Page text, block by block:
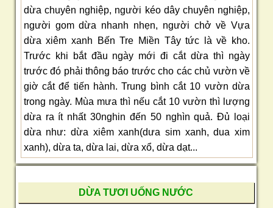
dừa chuyên nghiệp, người kéo dây chuyên nghiệp,
người gom dừa nhanh nhẹn, người chở về Vựa
dừa xiêm xanh Bến Tre Miền Tây tức là về kho.
Trước khi bắt đầu ngày mới đi cắt dừa thì ngày
trước đó phải thông báo trước cho các chủ vườn về
giờ cắt để tiến hành. Trung bình cắt 10 vườn dừa
trong ngày. Mùa mưa thì nếu cắt 10 vườn thì lượng
dừa ra ít nhất 30nghin đến 50 nghìn quả. Đủ loại
dừa như: dừa xiêm xanh(dưa sim xanh, dua xim
xanh), dừa ta, dừa lai, dừa xổ, dừa dạt...
DỪA TƯƠI UỐNG NƯỚC